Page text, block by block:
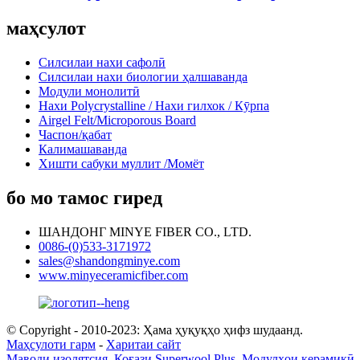
маҳсулот
Силсилаи нахи сафолӣ
Силсилаи нахи биологии ҳалшаванда
Модули монолитӣ
Нахи Polycrystalline / Нахи гилхок / Кӯрпа
Airgel Felt/Microporous Board
Часпон/қабат
Калимашаванда
Хишти сабуки муллит /Момёт
бо мо тамос гиред
ШАНДОНГ MINYE FIBER CO., LTD.
0086-(0)533-3171972
sales@shandongminye.com
www.minyeceramicfiber.com
© Copyright - 2010-2023: Ҳама ҳуқуқҳо ҳифз шудаанд.
Маҳсулоти гарм - Харитаи сайт